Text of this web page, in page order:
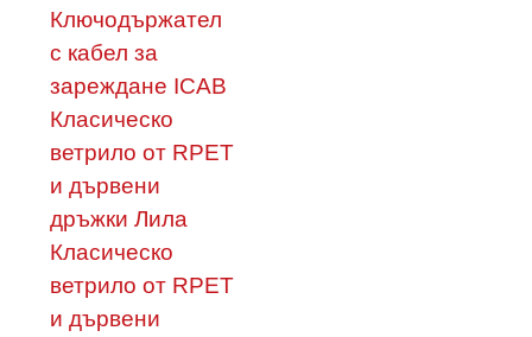
Ключодържател
с кабел за
зареждане ICAB
Класическо
ветрило от RPET
и дървени
дръжки Лила
Класическо
ветрило от RPET
и дървени